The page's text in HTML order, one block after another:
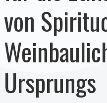
von
Ursprungs